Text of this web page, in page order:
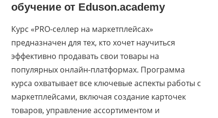
обучение от Eduson.academy
Курс «PRO-селлер на маркетплейсах»
предназначен для тех, кто хочет научиться
эффективно продавать свои товары на
популярных онлайн-платформах. Программа
курса охватывает все ключевые аспекты работы с
маркетплейсами, включая создание карточек
товаров, управление ассортиментом и